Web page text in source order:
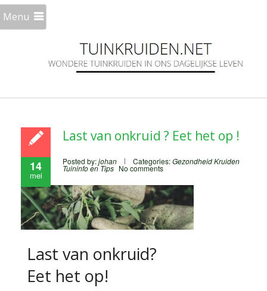
Menu
14
mei
Last van onkruid ? Eet het op !
Posted by:johan Categories:GezondheidKruiden
Tuininfo en Tips No comments
Last van onkruid?
Eet het op!